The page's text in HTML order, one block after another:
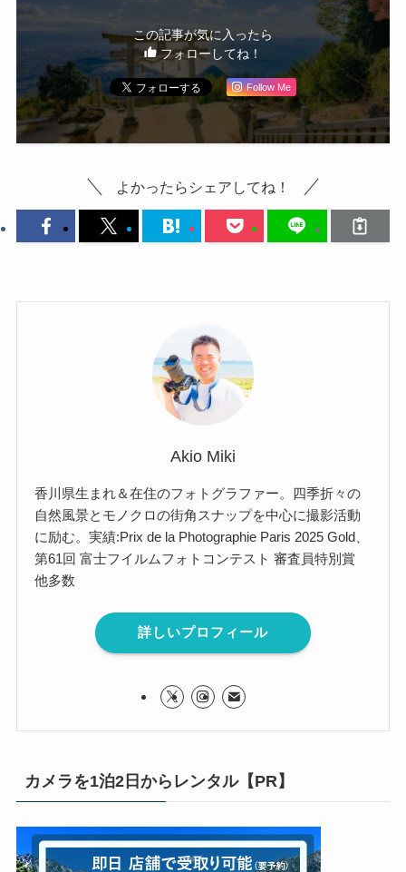
この記事が気に入ったら
フォローしてね！
Follow Me
よかったらシェアしてね！
Akio Miki
香川県生まれ＆在住のフォトグラファー。四季折々の
自然風景とモノクロの街角スナップを中心に撮影活動
に励む。実績:Prix de la Photographie Paris 2025 Gold、
第61回 富士フイルムフォトコンテスト 審査員特別賞
他多数
詳しいプロフィール
カメラを1泊2日からレンタル【PR】